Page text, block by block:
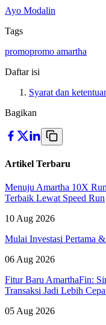
Ayo Modalin
Tags
promopromo amartha
Daftar isi
Syarat dan
Bagikan
Artikel Terbaru
Menuju Amartha 10X
Terbaik Lewat Speed Run
10 Aug 2026
Mulai Investasi Pertama
06 Aug 2026
Fitur Baru AmarthaFin:
Transaksi Jadi Lebih
05 Aug 2026